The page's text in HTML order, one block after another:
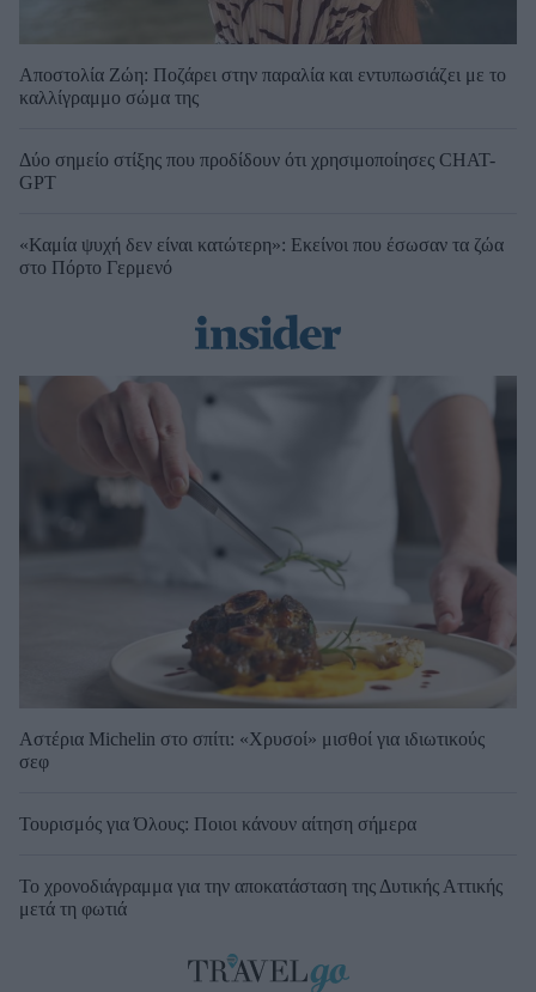
Αποστολία Ζώη: Ποζάρει στην παραλία και εντυπωσιάζει με το
καλλίγραμμο σώμα της
Δύο σημείο στίξης που προδίδουν ότι χρησιμοποίησες CHAT-
GPT
«Καμία ψυχή δεν είναι κατώτερη»: Εκείνοι που έσωσαν τα ζώα
στο Πόρτο Γερμενό
Αστέρια Michelin στο σπίτι: «Χρυσοί» μισθοί για ιδιωτικούς
σεφ
Τουρισμός για Όλους: Ποιοι κάνουν αίτηση σήμερα
Το χρονοδιάγραμμα για την αποκατάσταση της Δυτικής Αττικής
μετά τη φωτιά